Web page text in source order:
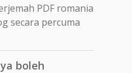
PDF romania
secara percuma
boleh